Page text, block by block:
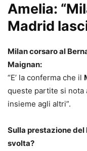
Amelia:
Madrid
Milan corsaro al
Maignan:
“E’ la conferma che il
queste partite si nota
insieme agli altri”.
Sulla prestazione del
svolta?